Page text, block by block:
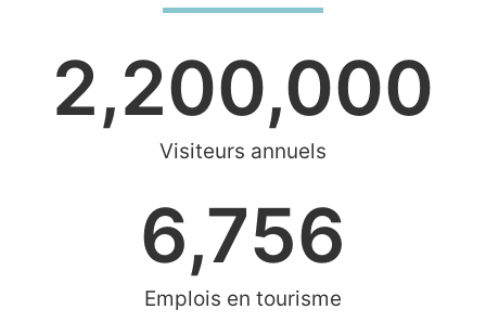
Visiteurs annuels
2,200,000
Emplois en tourisme
6,756